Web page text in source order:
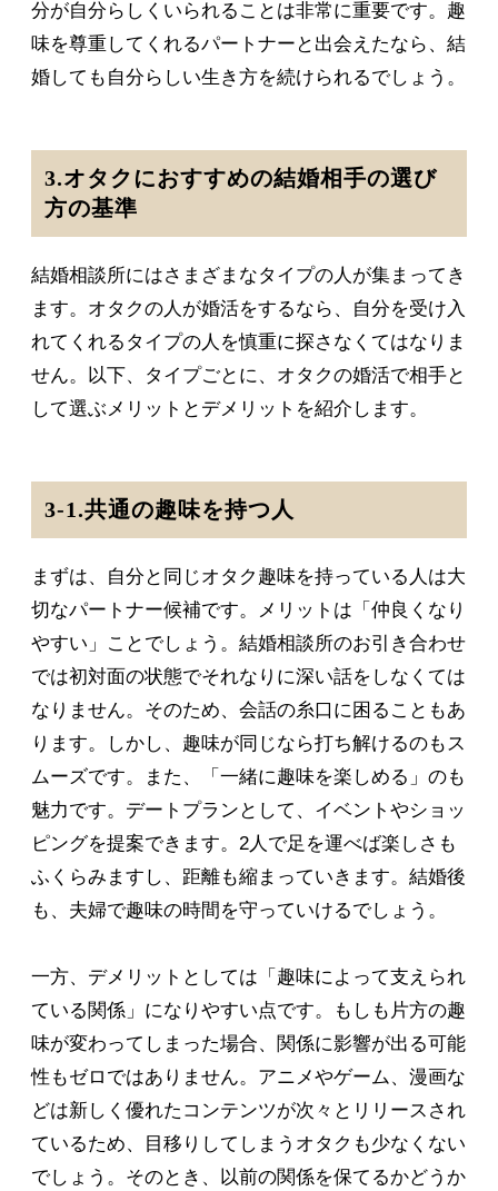
分が自分らしくいられることは非常に重要です。趣
味を尊重してくれるパートナーと出会えたなら、結
婚しても自分らしい生き方を続けられるでしょう。
3.オタクにおすすめの結婚相手の選び
方の基準
結婚相談所にはさまざまなタイプの人が集まってき
ます。オタクの人が婚活をするなら、自分を受け入
れてくれるタイプの人を慎重に探さなくてはなりま
せん。以下、タイプごとに、オタクの婚活で相手と
して選ぶメリットとデメリットを紹介します。
3-1.共通の趣味を持つ人
まずは、自分と同じオタク趣味を持っている人は大
切なパートナー候補です。メリットは「仲良くなり
やすい」ことでしょう。結婚相談所のお引き合わせ
では初対面の状態でそれなりに深い話をしなくては
なりません。そのため、会話の糸口に困ることもあ
ります。しかし、趣味が同じなら打ち解けるのもス
ムーズです。また、「一緒に趣味を楽しめる」のも
魅力です。デートプランとして、イベントやショッ
ピングを提案できます。2人で足を運べば楽しさも
ふくらみますし、距離も縮まっていきます。結婚後
も、夫婦で趣味の時間を守っていけるでしょう。
一方、デメリットとしては「趣味によって支えられ
ている関係」になりやすい点です。もしも片方の趣
味が変わってしまった場合、関係に影響が出る可能
性もゼロではありません。アニメやゲーム、漫画な
どは新しく優れたコンテンツが次々とリリースされ
ているため、目移りしてしまうオタクも少なくない
でしょう。そのとき、以前の関係を保てるかどうか